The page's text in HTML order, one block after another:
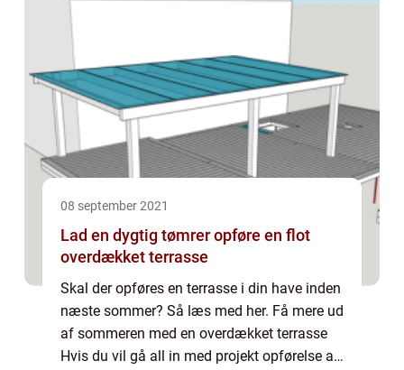
08 september 2021
Lad en dygtig tømrer opføre en flot
overdækket terrasse
Skal der opføres en terrasse i din have inden
næste sommer? Så læs med her. Få mere ud
af sommeren med en overdækket terrasse
Hvis du vil gå all in med projekt opførelse af